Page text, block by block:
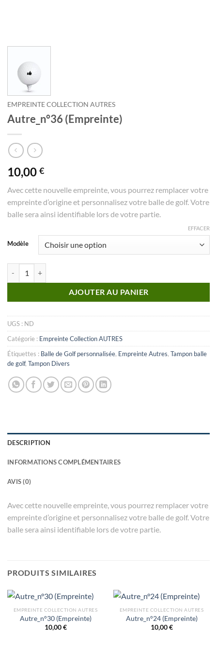
EMPREINTE COLLECTION AUTRES
Autre_n°36 (Empreinte)
10,00 €
Avec cette nouvelle empreinte, vous pourrez remplacer votre
empreinte d’origine et personnalisez votre balle de golf. Votre
balle sera ainsi identifiable lors de votre partie.
Modèle
EFFACER
AJOUTER AU PANIER
UGS : ND
Catégorie : Empreinte Collection AUTRES
Étiquettes : Balle de Golf personnalisée, Empreinte Autres, Tampon balle
de golf, Tampon Divers
DESCRIPTION
INFORMATIONS COMPLÉMENTAIRES
AVIS (0)
Avec cette nouvelle empreinte, vous pourrez remplacer votre
empreinte d’origine et personnalisez votre balle de golf. Votre
balle sera ainsi identifiable lors de votre partie.
PRODUITS SIMILAIRES
EMPREINTE COLLECTION AUTRES
Autre_n°30 (Empreinte)
10,00€
EMPREINTE COLLECTION AUTRES
Autre_n°24 (Empreinte)
10,00€